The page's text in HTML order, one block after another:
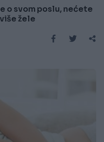
o svom poslu, nećete
žele